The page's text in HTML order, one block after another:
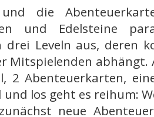
und die
und Edelsteine
drei Leveln aus, deren
Mitspielenden abhängt.
2 Abenteuerkarten,
und los geht es reihum:
neue